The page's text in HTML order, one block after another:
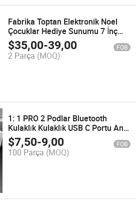
Fabrika Toptan Elektronik Noel
Çocuklar Hediye Sunumu 7 İnç
Mini Android Tablet PC Dizüstü
Bilgisayar Oyuncağı
$35,00-39,00 FOB
2 Parça (MOQ)
1: 1 PRO 2 Podlar Bluetooth
Kulaklık Kulaklık USB C Portu Anc
Fonksiyonu ile Ios18
$7,50-9,00 FOB
100 Parça (MOQ)